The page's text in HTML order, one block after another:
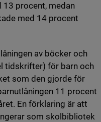
13 procent, medan
med 14 procent
av böcker och
tidskrifter) för barn och
som den gjorde för
11 procent
En förklaring är att
som skolbibliotek